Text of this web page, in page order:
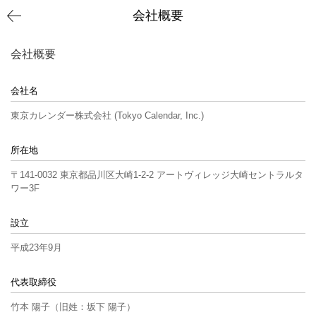
会社概要
会社概要
会社名
東京カレンダー株式会社 (Tokyo Calendar, Inc.)
所在地
〒141-0032 東京都品川区大崎1-2-2 アートヴィレッジ大崎セントラルタ
ワー3F
設立
平成23年9月
代表取締役
竹本 陽子（旧姓：坂下 陽子）